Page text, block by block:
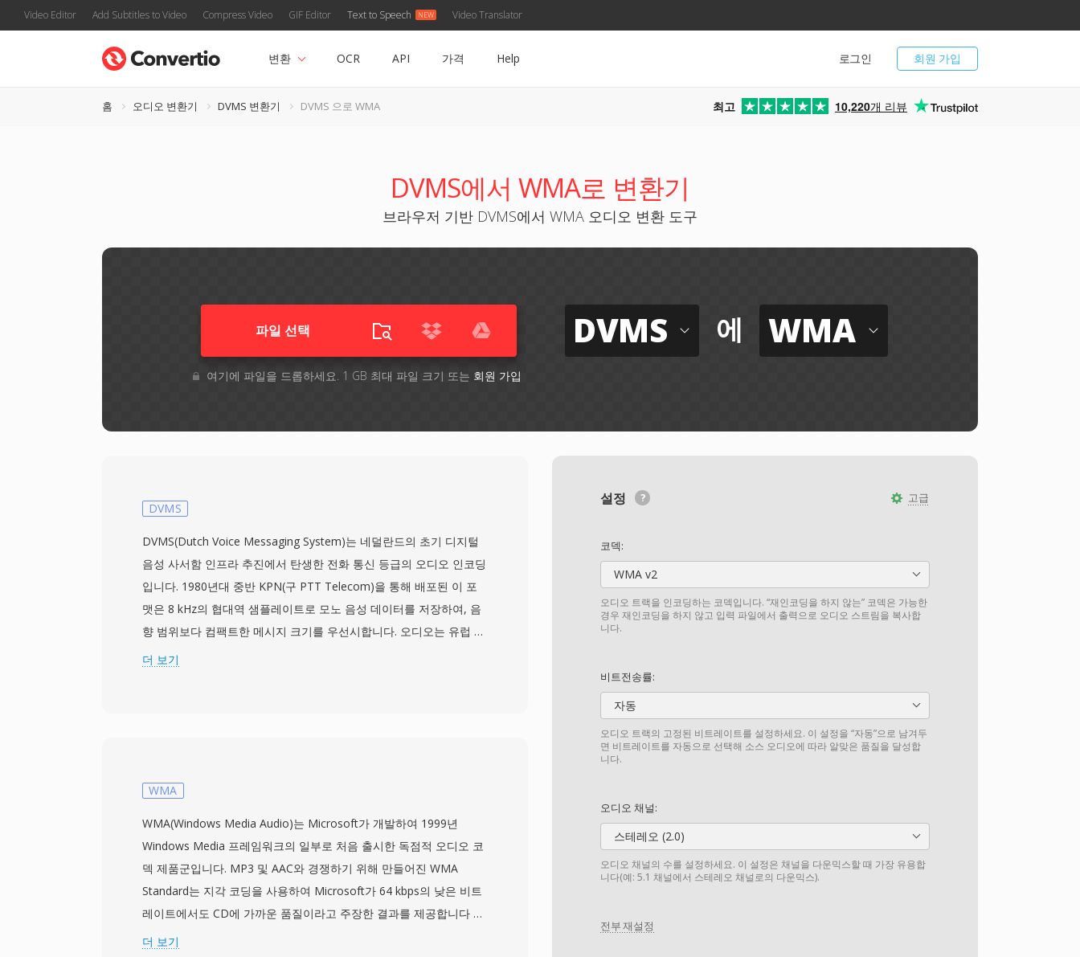
Video Editor Add Subtitles to Video Compress Video GIF Editor Text to Speech Video Translator
회원 가입
로그인
변환 OCR API 가격 Help
홈 오디오 변환기 DVMS 변환기 DVMS 으로 WMA 최고 10,220개 리뷰
DVMS에서 WMA로 변환기
브라우저 기반 DVMS에서 WMA 오디오 변환 도구
파일 선택
여기에 파일을 드롭하세요. 1 GB 최대 파일 크기 또는 회원 가입
DVMS 에 WMA
고급
설정
코덱:
WMA v2
오디오 트랙을 인코딩하는 코덱입니다. “재인코딩을 하지 않는” 코덱은 가능한
경우 재인코딩을 하지 않고 입력 파일에서 출력으로 오디오 스트림을 복사합
니다.
비트전송률:
자동
오디오 트랙의 고정된 비트레이트를 설정하세요. 이 설정을 “자동”으로 남겨두
면 비트레이트를 자동으로 선택해 소스 오디오에 따라 알맞은 품질을 달성합
니다.
오디오 채널:
스테레오 (2.0)
오디오 채널의 수를 설정하세요. 이 설정은 채널을 다운믹스할 때 가장 유용합
니다(예: 5.1 채널에서 스테레오 채널로의 다운믹스).
전부 재설정
DVMS
DVMS(Dutch Voice Messaging System)는 네덜란드의 초기 디지털
음성 사서함 인프라 추진에서 탄생한 전화 통신 등급의 오디오 인코딩
입니다. 1980년대 중반 KPN(구 PTT Telecom)을 통해 배포된 이 포
맷은 8 kHz의 협대역 샘플레이트로 모노 음성 데이터를 저장하여, 음
향 범위보다 컴팩트한 메시지 크기를 우선시합니다. 오디오는 유럽 A-
law 인코딩과 유사한 독점적 대수 압신 변형으로 압축되어, 음성 명료
영향을 미쳤습니다. SoX와 여러 레거시 전화 통신 라이브러리가
재생을 가능하게 합니다. 실용적인 장점으로는 매우 작은 파일 크기(1
분 메시지가 약 60 KB), 공격적 압축에도 불구한 안정적인 음성 선명
도, 프로그래밍으로 쉽게 파싱할 수 있는 간단한 컨테이너 레이아웃이
더 보기
WMA
WMA(Windows Media Audio)는 Microsoft가 개발하여 1999년
Windows Media 프레임워크의 일부로 처음 출시한 독점적 오디오 코
덱 제품군입니다. MP3 및 AAC와 경쟁하기 위해 만들어진 WMA
Standard는 지각 코딩을 사용하여 Microsoft가 64 kbps의 낮은 비트
레이트에서도 CD에 가까운 품질이라고 주장한 결과를 제공합니다 —
일반적으로 MP3가 비슷한 결과를 위해 필요로 하는 데이터 레이트의
더 보기